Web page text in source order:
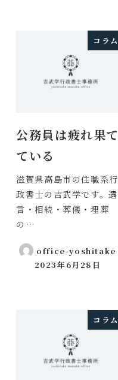
コラム
公務員は疲れ果て
ている
滋賀県高島市の住職系行
政書士の吉武学です。遺
言・相続・葬儀・埋葬
の…
office-yoshitake
投稿日
2023年6月28日
コラム